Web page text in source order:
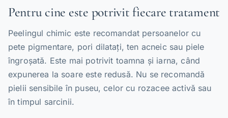
Pentru cine este potrivit fiecare tratament
Peelingul chimic este recomandat persoanelor cu
pete pigmentare, pori dilatați, ten acneic sau piele
îngroșată. Este mai potrivit toamna și iarna, când
expunerea la soare este redusă. Nu se recomandă
pielii sensibile în puseu, celor cu rozacee activă sau
în timpul sarcinii.